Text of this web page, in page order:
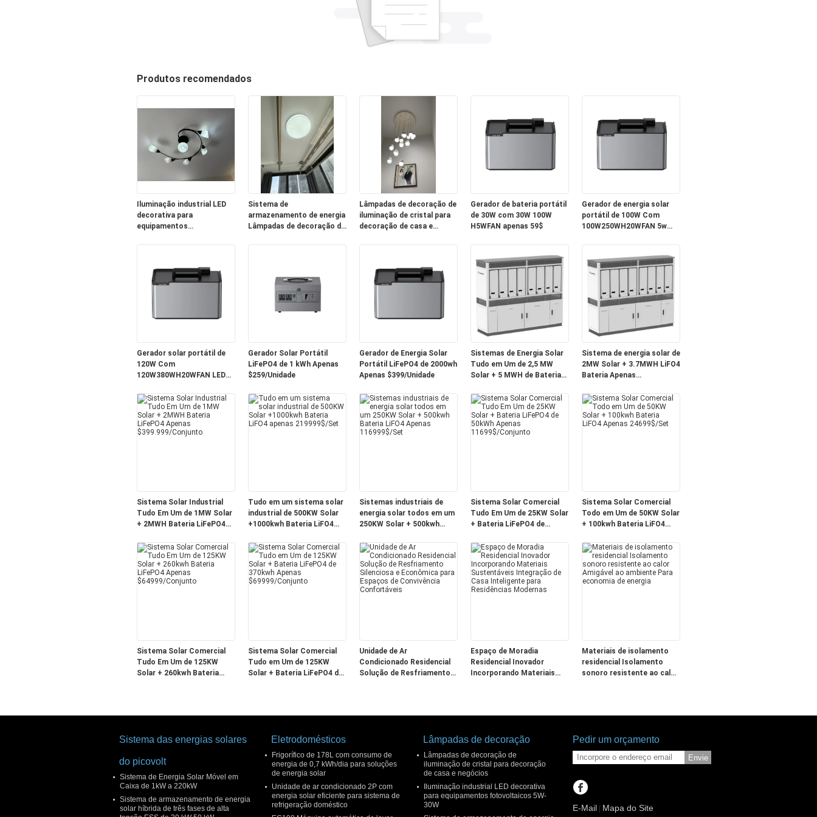
Produtos recomendados
Iluminação industrial LED
decorativa para
equipamentos
Sistema de
armazenamento de energia
Lâmpadas de decoração de
Lâmpadas de decoração de
iluminação de cristal para
decoração de casa e
Gerador de bateria portátil
de 30W com 30W 100W
H5WFAN apenas 59$
Gerador de energia solar
portátil de 100W Com
100W250WH20WFAN 5w
Gerador solar portátil de
120W Com
120W380WH20WFAN LED
Gerador Solar Portátil
LiFePO4 de 1 kWh Apenas
$259/Unidade
Gerador de Energia Solar
Portátil LiFePO4 de 2000wh
Apenas $399/Unidade
Sistemas de Energia Solar
Tudo em Um de 2,5 MW
Solar + 5 MWH de Bateria
$/Conjunto
Sistema de energia solar de
2MW Solar + 3.7MWH LiFO4
Bateria Apenas
Sistema Solar Industrial
Tudo Em Um de 1MW Solar
+ 2MWH Bateria LiFePO4
Tudo em um sistema solar
industrial de 500KW Solar
+1000kwh Bateria LiFO4
Sistemas industriais de
energia solar todos em um
250KW Solar + 500kwh
116999$/Set
Sistema Solar Comercial
Tudo Em Um de 25KW Solar
+ Bateria LiFePO4 de
11699$/Conjunto
Sistema Solar Comercial
Todo em Um de 50KW Solar
+ 100kwh Bateria LiFO4
Sistema Solar Comercial
Tudo Em Um de 125KW
Solar + 260kwh Bateria
Sistema Solar Comercial
Tudo em Um de 125KW
Solar + Bateria LiFePO4 de
Unidade de Ar
Condicionado Residencial
Solução de Resfriamento
Espaço de Moradia
Residencial Inovador
Incorporando Materiais
Materiais de isolamento
residencial Isolamento
sonoro resistente ao calor
Sistema das energias solares
do picovolt
Sistema de Energia Solar Móvel em
Caixa de 1kW a 220kW
Sistema de armazenamento de energia
solar híbrida de três fases de alta
Eletrodomésticos
Frigorífico de 178L com consumo de
energia de 0,7 kWh/dia para soluções
de energia solar
Unidade de ar condicionado 2P com
energia solar eficiente para sistema de
refrigeração doméstico
Lâmpadas de decoração
Lâmpadas de decoração de
iluminação de cristal para decoração
de casa e negócios
Iluminação industrial LED decorativa
para equipamentos fotovoltaicos 5W-
30W
Pedir um orçamento
Envie
E-Mail Mapa do Site